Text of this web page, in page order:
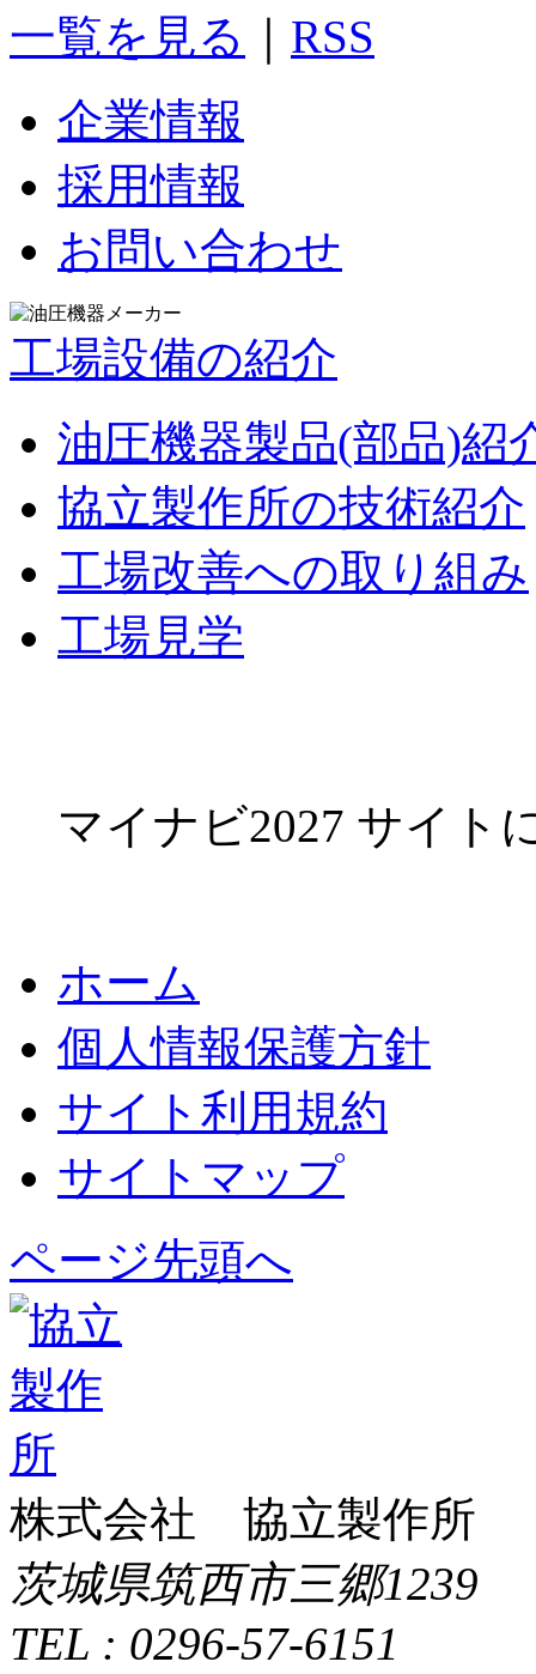
一覧を見る
RSS
企業情報
採用情報
お問い合わせ
工場設備の紹介
油圧機器製品(部品)紹
協立製作所の技術紹介
工場改善への取り組み
工場見学
マイナビ2027 サイト
ホーム
個人情報保護方針
サイト利用規約
サイトマップ
ページ先頭へ
株式会社 協立製作所
茨城県筑西市三郷1239
TEL : 0296-57-6151